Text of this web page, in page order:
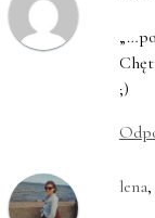
;)
lena,